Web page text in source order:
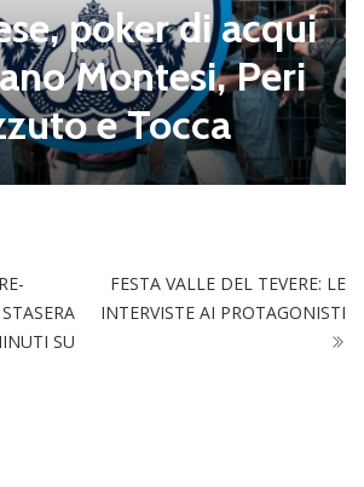
poker di acqui
Montesi, Peri
e Tocca
SU
FESTA VALLE DEL TEVERE: LE
INTERVISTE AI PROTAGONISTI